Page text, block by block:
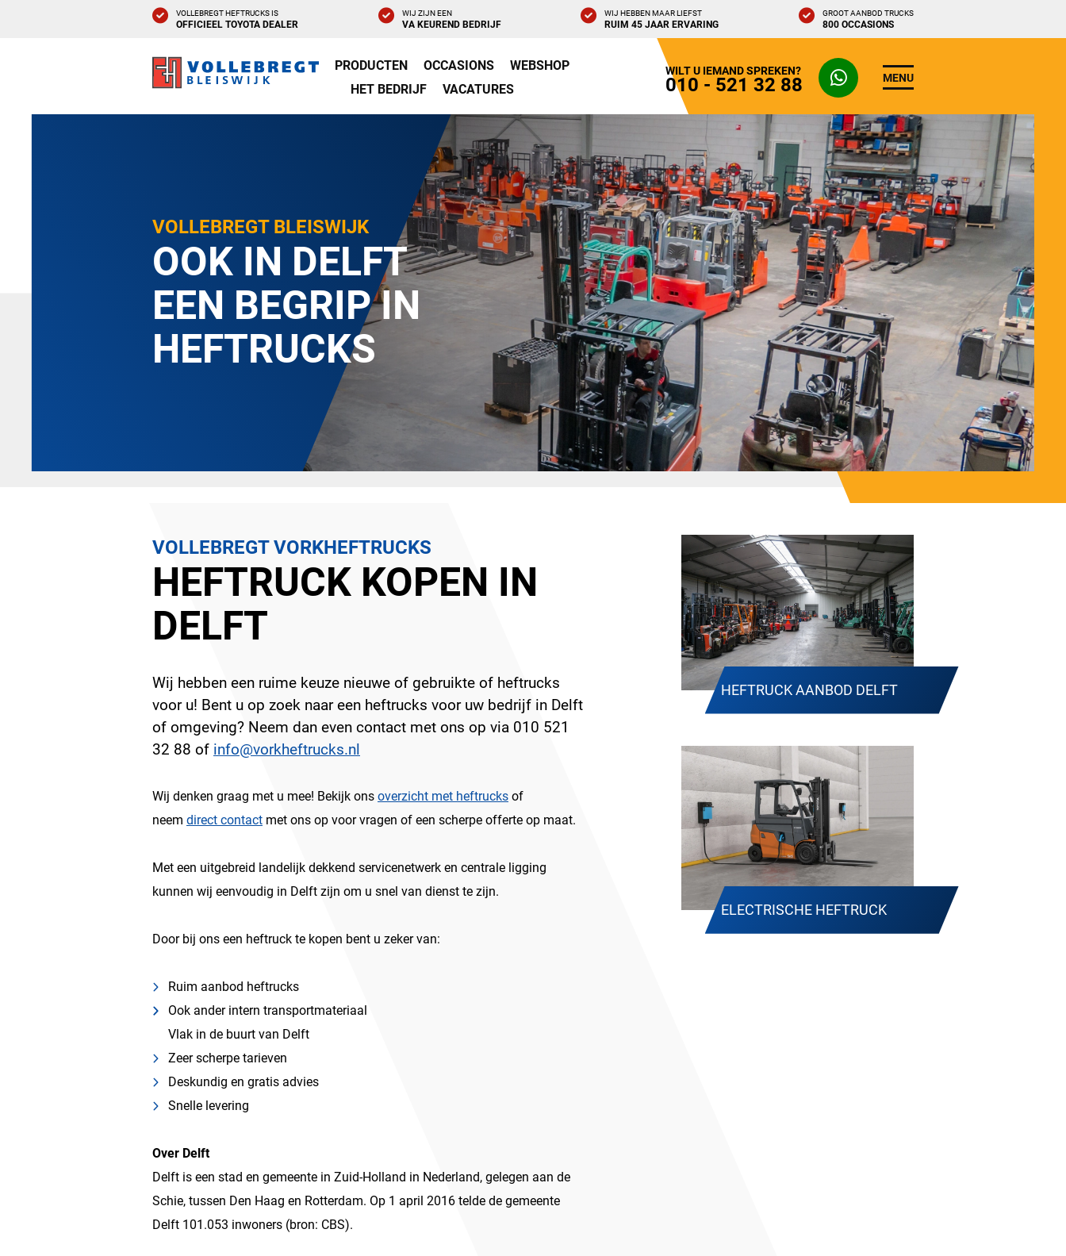
VOLLEBREGT HEFTRUCKS IS
OFFICIEEL TOYOTA DEALER
WIJ ZIJN EEN
VA KEUREND BEDRIJF
WIJ HEBBEN MAAR LIEFST
RUIM 45 JAAR ERVARING
GROOT AANBOD TRUCKS
800 OCCASIONS
PRODUCTEN OCCASIONS
WEBSHOP
HET BEDRIJF
VACATURES
WILT U IEMAND SPREKEN?
010 - 521 32 88 MENU
VOLLEBREGT BLEISWIJK
OOK IN DELFT
EEN BEGRIP IN
HEFTRUCKS
VOLLEBREGT VORKHEFTRUCKS
HEFTRUCK KOPEN IN
DELFT
Wij hebben een ruime keuze nieuwe of gebruikte of heftrucks
voor u! Bent u op zoek naar een heftrucks voor uw bedrijf in Delft
of omgeving? Neem dan even contact met ons op via 010 521
32 88 of info@vorkheftrucks.nl
Wij denken graag met u mee! Bekijk ons overzicht met heftrucks of
neem direct contact met ons op voor vragen of een scherpe offerte op maat.
Met een uitgebreid landelijk dekkend servicenetwerk en centrale ligging
kunnen wij eenvoudig in Delft zijn om u snel van dienst te zijn.
Door bij ons een heftruck te kopen bent u zeker van:
Ruim aanbod heftrucks
Ook ander intern transportmateriaal
Vlak in de buurt van Delft
Zeer scherpe tarieven
Deskundig en gratis advies
Snelle levering
Over Delft
Delft is een stad en gemeente in Zuid-Holland in Nederland, gelegen aan de
Schie, tussen Den Haag en Rotterdam. Op 1 april 2016 telde de gemeente
Delft 101.053 inwoners (bron: CBS).
HEFTRUCK AANBOD DELFT
ELECTRISCHE HEFTRUCK